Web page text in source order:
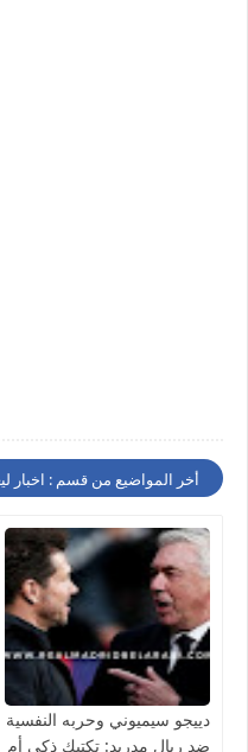
أخر المواضيع من قسم : اخبار
دييجو سيميوني وحربه النفسية
ضد ريال مدريد: تكتيك ذكي أم